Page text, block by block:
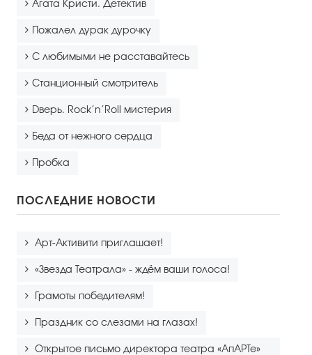
Агата Кристи. Детектив
Пожалел дурак дурочку
С любимыми не расставайтесь
Станционный смотритель
Dверь. Rock’n’Roll мистерия
Беда от нежного сердца
Пробка
ПОСЛЕДНИЕ НОВОСТИ
Арт-Активити приглашает!
«Звезда Театрала» - ждём ваши голоса!
Грамоты победителям!
Праздник со слезами на глазах!
Открытое письмо директора театра «АпАРТе»